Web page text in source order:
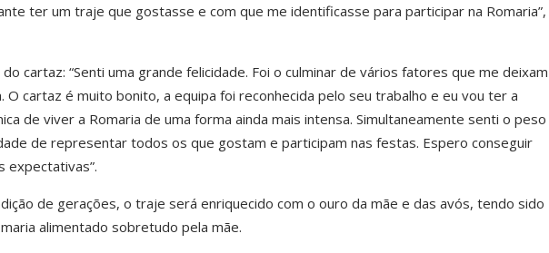
ter um traje que gostasse e com que me identificasse para participar na Romaria”,
cartaz: “Senti uma grande felicidade. Foi o culminar de vários fatores que me deixam
O cartaz é muito bonito, a equipa foi reconhecida pelo seu trabalho e eu vou ter a
de viver a Romaria de uma forma ainda mais intensa. Simultaneamente senti o peso
de representar todos os que gostam e participam nas festas. Espero conseguir
expectativas”.
de gerações, o traje será enriquecido com o ouro da mãe e das avós, tendo sido
alimentado sobretudo pela mãe.